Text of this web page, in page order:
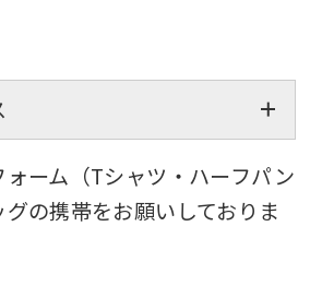
ーム（Tシャツ・ハーフパン
の携帯をお願いしておりま